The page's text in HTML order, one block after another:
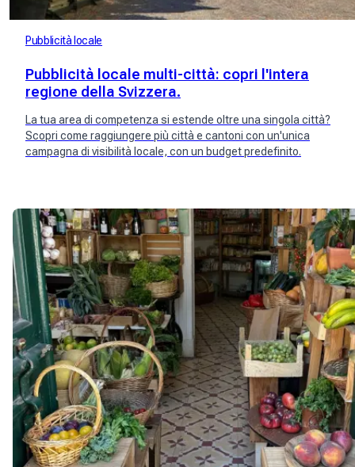
Pubblicità locale
Pubblicità locale multi-città: copri l'intera
regione della Svizzera.
La tua area di competenza si estende oltre una singola città?
Scopri come raggiungere più città e cantoni con un'unica
campagna di visibilità locale, con un budget predefinito.